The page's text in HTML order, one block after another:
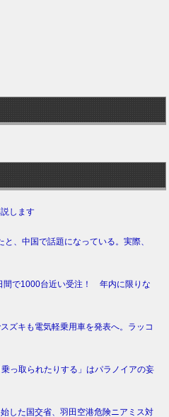
します
、中国で話題になっている。実際、
間で1000台近い受注！ 年内に限りな
ズキも電気軽乗用車を発表へ。ラッコ
っ取られたりする」はパラノイアの妄
した国交省、羽田空港危険ニアミス対